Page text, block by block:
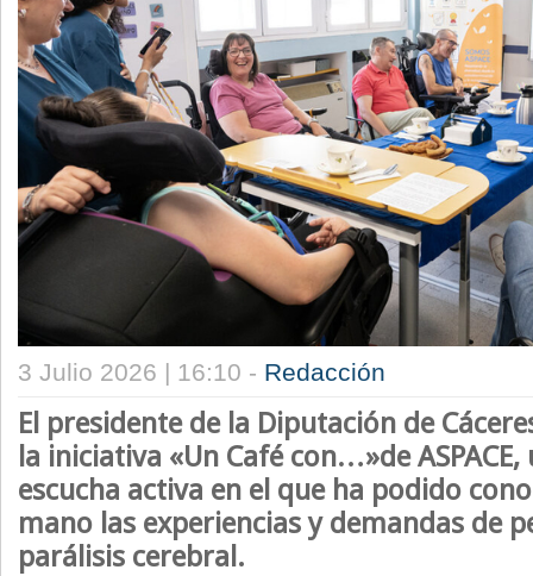
3 Julio 2026 | 16:10 - Redacción
El presidente de la Diputación de
la iniciativa «Un Café con…»de
escucha activa en el que ha podido
mano las experiencias y demandas de
parálisis cerebral.